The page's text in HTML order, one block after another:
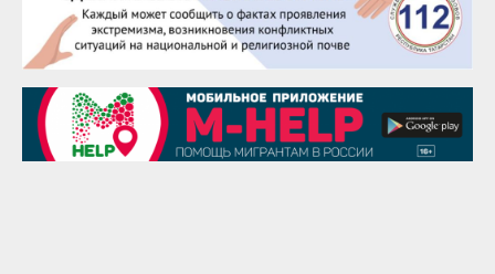
Чингиз Мустафаев
29 августа
Надежда Рослова
1 сентября
Гали Хасанов